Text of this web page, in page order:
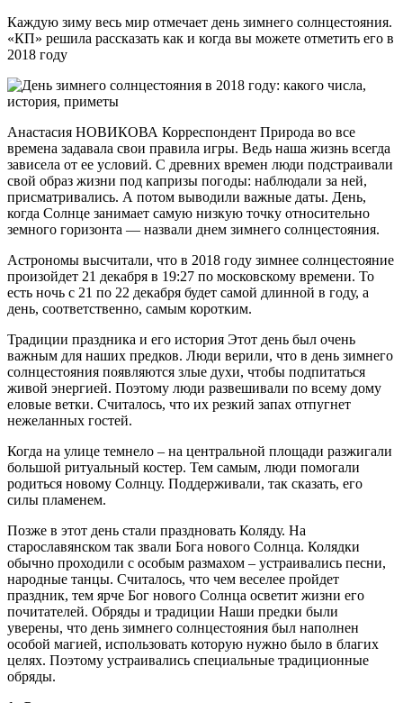
Каждую зиму весь мир отмечает день зимнего солнцестояния.
«КП» решила рассказать как и когда вы можете отметить его в
2018 году
Анастасия НОВИКОВА Корреспондент Природа во все
времена задавала свои правила игры. Ведь наша жизнь всегда
зависела от ее условий. С древних времен люди подстраивали
свой образ жизни под капризы погоды: наблюдали за ней,
присматривались. А потом выводили важные даты. День,
когда Солнце занимает самую низкую точку относительно
земного горизонта — назвали днем зимнего солнцестояния.
Астрономы высчитали, что в 2018 году зимнее солнцестояние
произойдет 21 декабря в 19:27 по московскому времени. То
есть ночь с 21 по 22 декабря будет самой длинной в году, а
день, соответственно, самым коротким.
Традиции праздника и его история Этот день был очень
важным для наших предков. Люди верили, что в день зимнего
солнцестояния появляются злые духи, чтобы подпитаться
живой энергией. Поэтому люди развешивали по всему дому
еловые ветки. Считалось, что их резкий запах отпугнет
нежеланных гостей.
Когда на улице темнело – на центральной площади разжигали
большой ритуальный костер. Тем самым, люди помогали
родиться новому Солнцу. Поддерживали, так сказать, его
силы пламенем.
Позже в этот день стали праздновать Коляду. На
старославянском так звали Бога нового Солнца. Колядки
обычно проходили с особым размахом – устраивались песни,
народные танцы. Считалось, что чем веселее пройдет
праздник, тем ярче Бог нового Солнца осветит жизни его
почитателей. Обряды и традиции Наши предки были
уверены, что день зимнего солнцестояния был наполнен
особой магией, использовать которую нужно было в благих
целях. Поэтому устраивались специальные традиционные
обряды.